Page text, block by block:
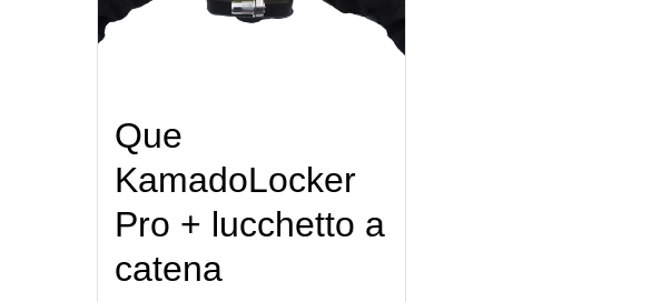
Que
KamadoLocker
Pro + lucchetto a
catena